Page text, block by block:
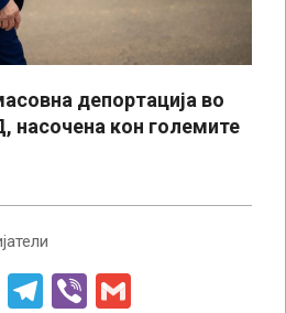
депортација во
насочена кон големите
Messenger
Telegram
Viber